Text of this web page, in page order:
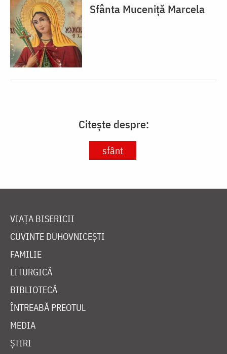
Sfânta Muceniță Marcela
Citește despre:
sfânt
VIAȚA BISERICII
CUVINTE DUHOVNICEȘTI
FAMILIE
LITURGICĂ
BIBLIOTECĂ
ÎNTREABĂ PREOTUL
MEDIA
ȘTIRI